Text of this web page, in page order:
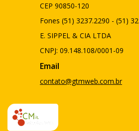
CEP 90850-120
Fones (51) 3237.2290 - (51)
E. SIPPEL & CIA LTDA
CNPJ: 09.148.108/0001-09
Email
contato@gtmweb.com.br